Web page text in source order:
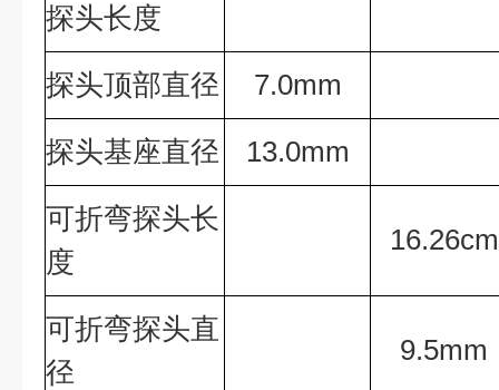
探头长度
探头顶部直径
7.0mm
探头基座直径
13.0mm
可折弯探头长
度
16.26cm
可折弯探头直
径
9.5mm